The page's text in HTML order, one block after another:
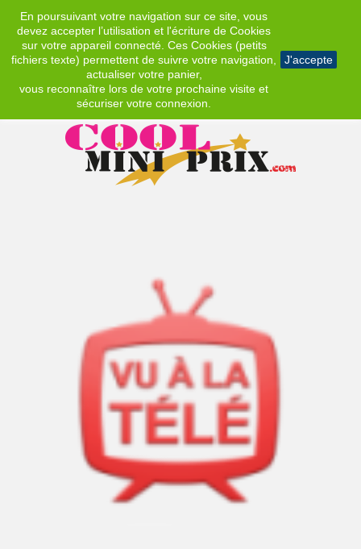
En poursuivant votre navigation sur ce site, vous
devez accepter l’utilisation et l'écriture de Cookies
sur votre appareil connecté. Ces Cookies (petits
fichiers texte) permettent de suivre votre navigation,
actualiser votre panier,
vous reconnaître lors de votre prochaine visite et
sécuriser votre connexion.
J'accepte
EUR